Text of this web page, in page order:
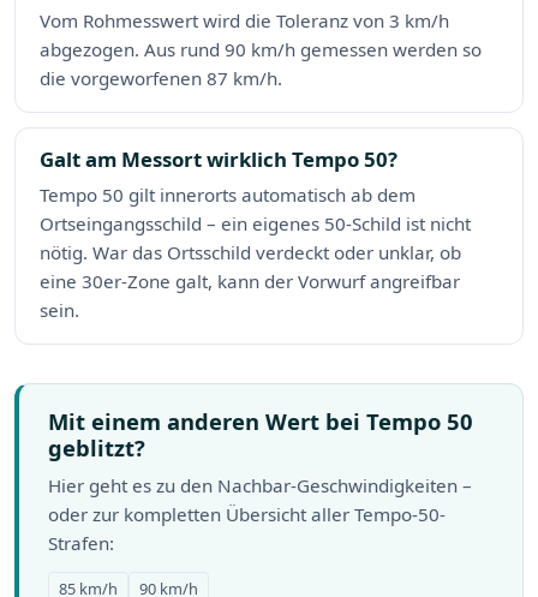
Vom Rohmesswert wird die Toleranz von 3 km/h
abgezogen. Aus rund 90 km/h gemessen werden so
die vorgeworfenen 87 km/h.
Galt am Messort wirklich Tempo 50?
Tempo 50 gilt innerorts automatisch ab dem
Ortseingangsschild – ein eigenes 50-Schild ist nicht
nötig. War das Ortsschild verdeckt oder unklar, ob
eine 30er-Zone galt, kann der Vorwurf angreifbar
sein.
Mit einem anderen Wert bei Tempo 50
geblitzt?
Hier geht es zu den Nachbar-Geschwindigkeiten –
oder zur kompletten Übersicht aller Tempo-50-
Strafen:
85 km/h 90 km/h